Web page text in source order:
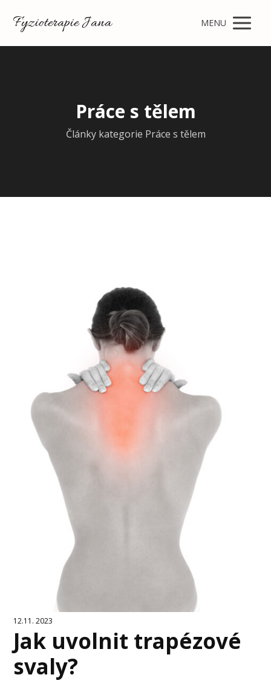
Fyzioterapie Jana MENU
Práce s tělem
Články kategorie Práce s tělem
12.11. 2023
Jak uvolnit trapézové
svaly?